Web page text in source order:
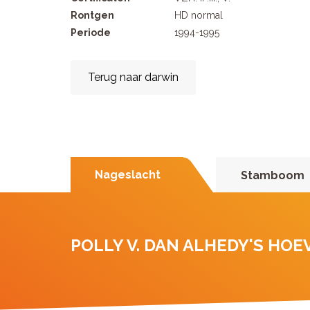
Rontgen
HD normal
Periode
1994-1995
Terug naar darwin
Nageslacht Stamboom
POLLY V. DAN ALHEDY'S